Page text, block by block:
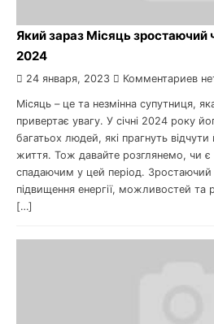
Який зараз Місяць зростаючий
2024
24 января, 2023 Комментариев
Місяць – це та незмінна супутниця,
привертає увагу. У січні 2024 року
багатьох людей, які прагнуть
життя. Тож давайте розглянемо, чи
спадаючим у цей період. Зростаючий
підвищення енергії, можливостей та
[…]